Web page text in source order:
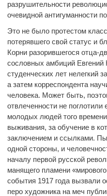
разрушительности
очевидной антигуманности
Это не было протестом
потерявшего свой статус и
Корни разорившегося отца-
сословных амбиций Евгений
студенческих лет нелегкий
а затем корреспондента
человека. Может быть,
отвлеченности не поглотили
молодых людей того
выживания, за обучение в
заключением и ссылками.
одной стороны, и
началу первой русской
манящего пламени
события 1917 года вызвали
перо художника на меч